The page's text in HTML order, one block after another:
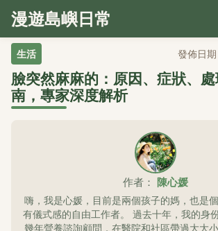
漫遊島嶼日常
生活 發佈日
臉突然麻麻的：原因、症狀、
南，專家深度解析
作者： 陳心媛
嗨，我是心媛，目前是兩個孩子的媽，也是
有儀式感的自由工作者。 過去十年，我的身
幾年營養諮詢顧問，在醫院和社區帶過大大